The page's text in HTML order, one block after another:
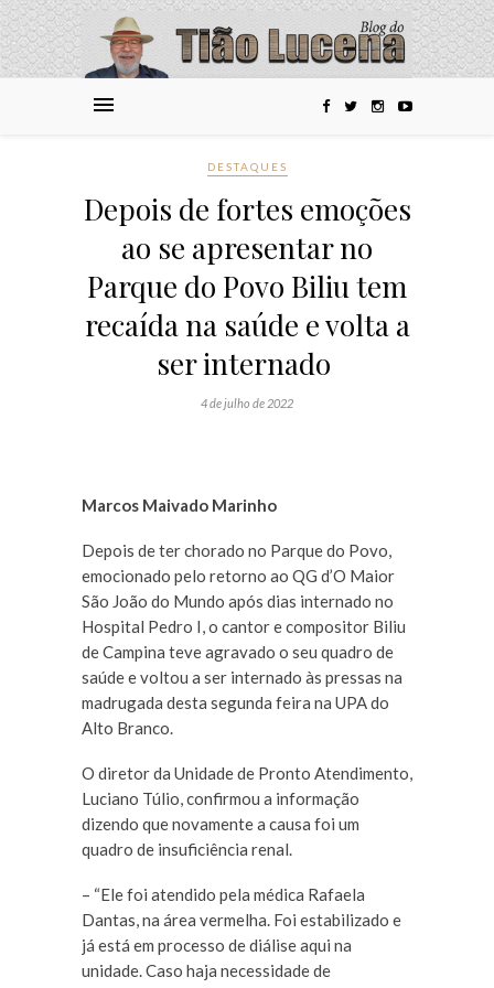
DESTAQUES
Depois de fortes emoções
ao se apresentar no
Parque do Povo Biliu tem
recaída na saúde e volta a
ser internado
4 de julho de 2022
Marcos Maivado Marinho
Depois de ter chorado no Parque do Povo,
emocionado pelo retorno ao QG d’O Maior
São João do Mundo após dias internado no
Hospital Pedro I, o cantor e compositor Biliu
de Campina teve agravado o seu quadro de
saúde e voltou a ser internado às pressas na
madrugada desta segunda feira na UPA do
Alto Branco.
O diretor da Unidade de Pronto Atendimento,
Luciano Túlio, confirmou a informação
dizendo que novamente a causa foi um
quadro de insuficiência renal.
– “Ele foi atendido pela médica Rafaela
Dantas, na área vermelha. Foi estabilizado e
já está em processo de diálise aqui na
unidade. Caso haja necessidade de